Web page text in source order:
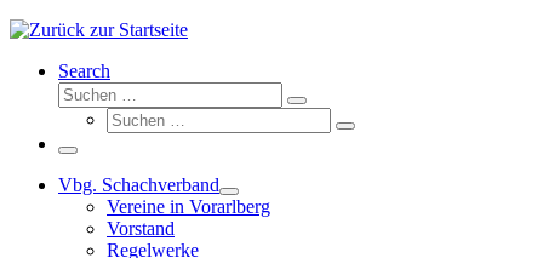
Search
Suche
Suchen …
Suche
Suchen …
Menü
Vbg. Schachverband
Vereine in Vorarlberg
Vorstand
Regelwerke